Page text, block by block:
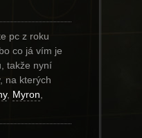
pc z roku
co já vím je
takže nyní
na kterých
, Myron